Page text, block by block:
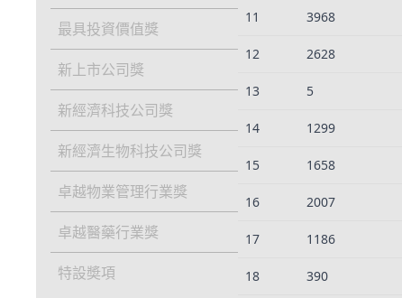
最具投資價值獎
新上市公司獎
新經濟科技公司獎
新經濟生物科技公司獎
卓越物業管理行業獎
卓越醫藥行業獎
特設奬項
11 3968
12 2628
13 5
14 1299
15 1658
16 2007
17 1186
18 390